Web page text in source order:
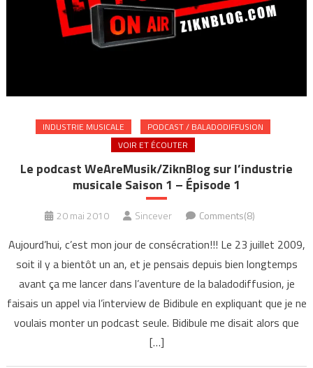
INDUSTRIE MUSICALE
PODCAST / BALADODIFFUSION
VOIR ET ÉCOUTER
Le podcast WeAreMusik/ZiknBlog sur l’industrie
musicale Saison 1 – Épisode 1
20 mai 2010 Sincever Comments(8)
Aujourd’hui, c’est mon jour de consécration!!! Le 23 juillet 2009,
soit il y a bientôt un an, et je pensais depuis bien longtemps
avant ça me lancer dans l’aventure de la baladodiffusion, je
faisais un appel via l’interview de Bidibule en expliquant que je ne
voulais monter un podcast seule. Bidibule me disait alors que
[…]